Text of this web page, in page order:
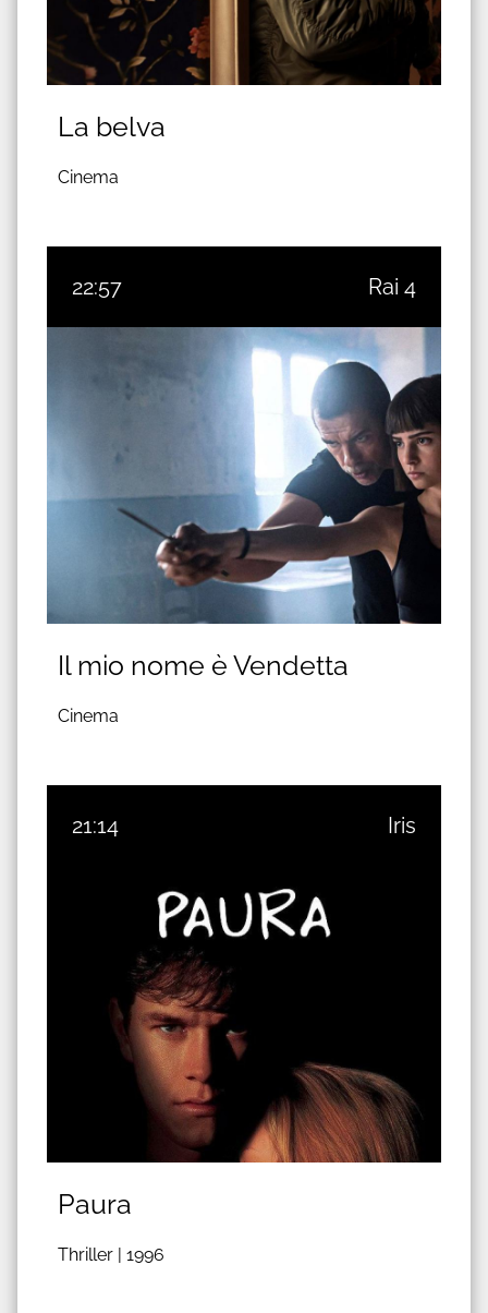
La belva
Cinema
22:57 Rai 4
Il mio nome è Vendetta
Cinema
21:14 Iris
Paura
Thriller | 1996